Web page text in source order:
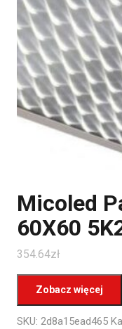
Micoled
60X60
354.64zł
Zobacz więcej
SKU: 2d8a15ead465